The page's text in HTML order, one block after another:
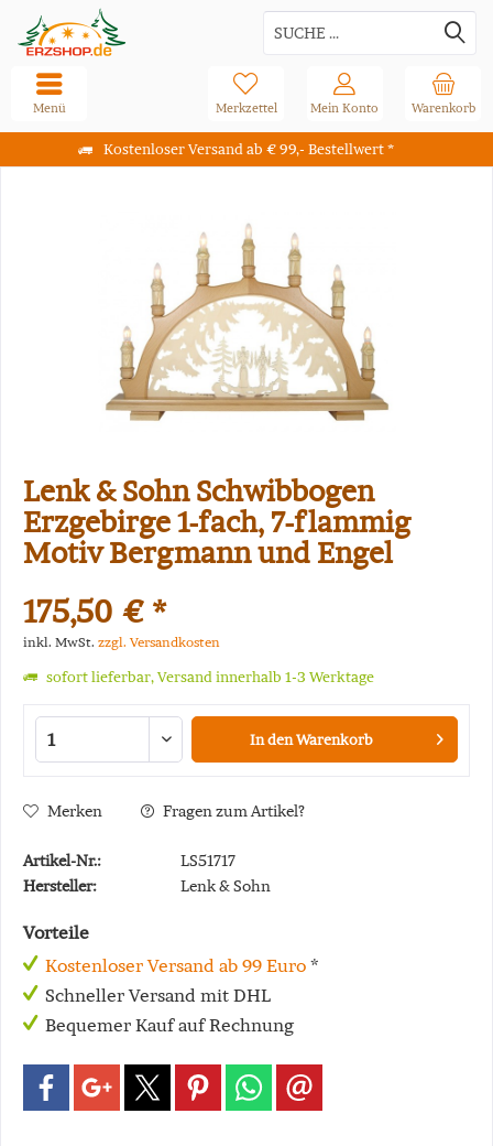
Kostenloser Versand ab € 99,- Bestellwert *
Warenkorb
Merkzettel Mein Konto
Menü
Lenk & Sohn Schwibbogen
Erzgebirge 1-fach, 7-flammig
Motiv Bergmann und Engel
175,50 € *
inkl. MwSt. zzgl. Versandkosten
sofort lieferbar, Versand innerhalb 1-3 Werktage
In denWarenkorb
Merken Fragen zum Artikel?
Artikel-Nr.:
LS51717
Hersteller:
Lenk & Sohn
Vorteile
Kostenloser Versand ab 99 Euro *
Schneller Versand mit DHL
Bequemer Kauf auf Rechnung